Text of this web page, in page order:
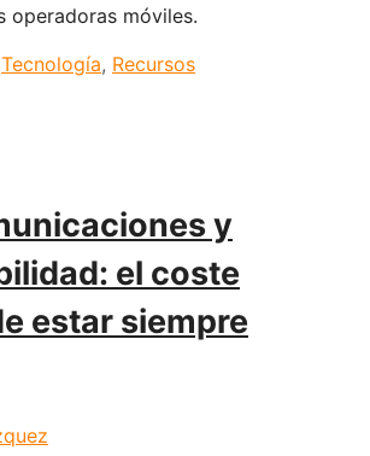
operadoras móviles.
Tecnología, Recursos
y
el coste
estar siempre